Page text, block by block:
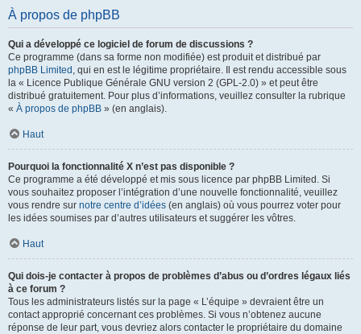
À propos de phpBB
Qui a développé ce logiciel de forum de discussions ?
Ce programme (dans sa forme non modifiée) est produit et distribué par
phpBB Limited , qui en est le légitime propriétaire. Il est rendu accessible sous
la « Licence Publique Générale GNU version 2 (GPL-2.0) » et peut être
distribué gratuitement. Pour plus d’informations, veuillez consulter la rubrique
« À propos de phpBB » (en anglais).
Haut
Pourquoi la fonctionnalité X n’est pas disponible ?
Ce programme a été développé et mis sous licence par phpBB Limited. Si
vous souhaitez proposer l’intégration d’une nouvelle fonctionnalité, veuillez
vous rendre sur notre centre d’idées (en anglais) où vous pourrez voter pour
les idées soumises par d’autres utilisateurs et suggérer les vôtres.
Haut
Qui dois-je contacter à propos de problèmes d’abus ou d’ordres légaux liés
à ce forum ?
Tous les administrateurs listés sur la page « L’équipe » devraient être un
contact approprié concernant ces problèmes. Si vous n’obtenez aucune
réponse de leur part, vous devriez alors contacter le propriétaire du domaine